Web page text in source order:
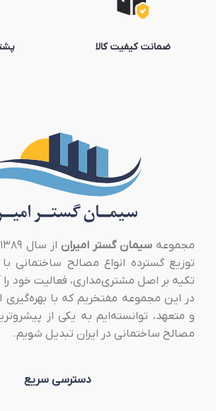
ضمانت کیفیت کالا
مجموعهسیمان گستر امیران
توزیع گسترده انواع مصالح ساختمانی
تکیه بر اصل مشتری‌مداری، فعالیت خود را
در این مجموعه مفتخریم که با
و متعهد، توانسته‌ایم به یکی از
مصالح ساختمانی در ایران تبدیل شویم.
دسترسی سریع